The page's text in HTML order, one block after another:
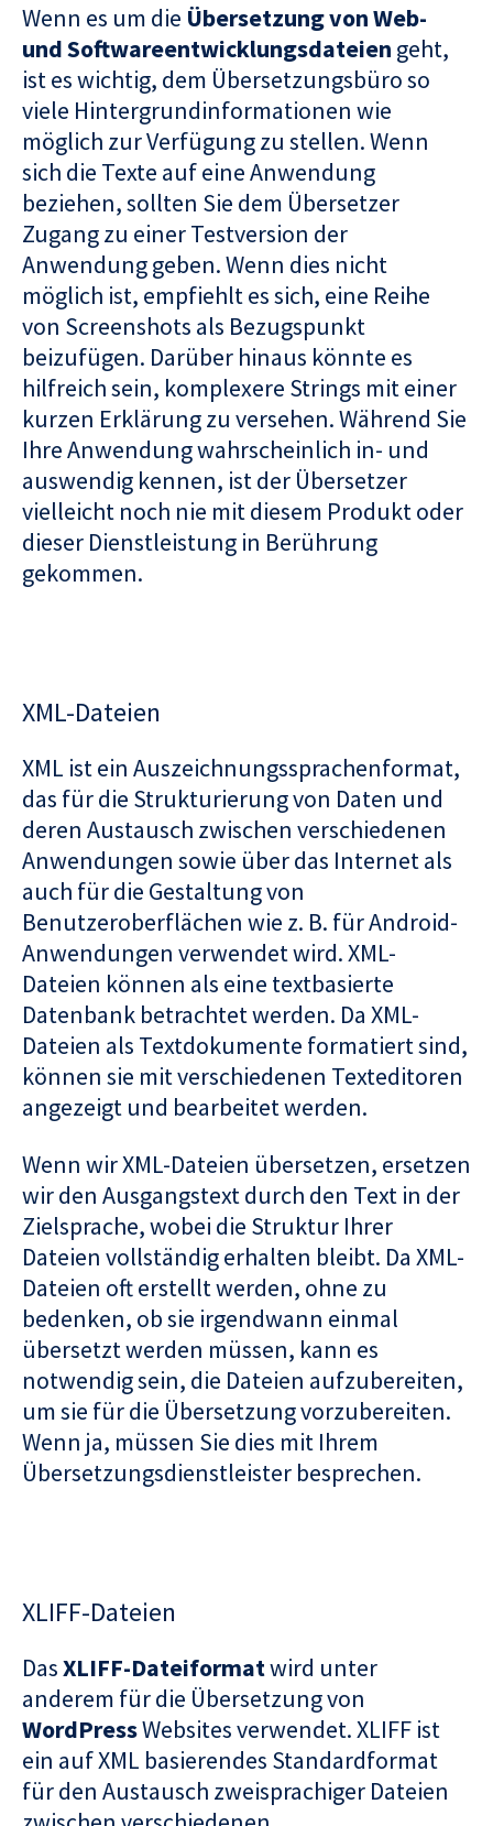
Wenn es um die Übersetzung von Web-
und Softwareentwicklungsdateien geht,
ist es wichtig, dem Übersetzungsbüro so
viele Hintergrundinformationen wie
möglich zur Verfügung zu stellen. Wenn
sich die Texte auf eine Anwendung
beziehen, sollten Sie dem Übersetzer
Zugang zu einer Testversion der
Anwendung geben. Wenn dies nicht
möglich ist, empfiehlt es sich, eine Reihe
von Screenshots als Bezugspunkt
beizufügen. Darüber hinaus könnte es
hilfreich sein, komplexere Strings mit einer
kurzen Erklärung zu versehen. Während Sie
Ihre Anwendung wahrscheinlich in- und
auswendig kennen, ist der Übersetzer
vielleicht noch nie mit diesem Produkt oder
dieser Dienstleistung in Berührung
gekommen.
XML-Dateien
XML ist ein Auszeichnungssprachenformat,
das für die Strukturierung von Daten und
deren Austausch zwischen verschiedenen
Anwendungen sowie über das Internet als
auch für die Gestaltung von
Benutzeroberflächen wie z. B. für Android-
Anwendungen verwendet wird. XML-
Dateien können als eine textbasierte
Datenbank betrachtet werden. Da XML-
Dateien als Textdokumente formatiert sind,
können sie mit verschiedenen Texteditoren
angezeigt und bearbeitet werden.
Wenn wir XML-Dateien übersetzen, ersetzen
wir den Ausgangstext durch den Text in der
Zielsprache, wobei die Struktur Ihrer
Dateien vollständig erhalten bleibt. Da XML-
Dateien oft erstellt werden, ohne zu
bedenken, ob sie irgendwann einmal
übersetzt werden müssen, kann es
notwendig sein, die Dateien aufzubereiten,
um sie für die Übersetzung vorzubereiten.
Wenn ja, müssen Sie dies mit Ihrem
Übersetzungsdienstleister besprechen.
XLIFF-Dateien
DasXLIFF-Dateiformatwird unter
anderem für die Übersetzung von
WordPressWebsites verwendet. XLIFF ist
ein auf XML basierendes Standardformat
für den Austausch zweisprachiger Dateien